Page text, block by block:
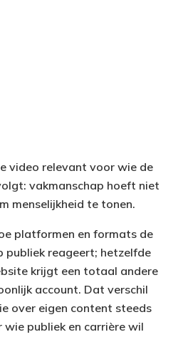
video relevant voor wie de
vakmanschap hoeft niet
menselijkheid te tonen.
platformen en formats de
publiek reageert; hetzelfde
krijgt een totaal andere
account. Dat verschil
over eigen content steeds
publiek en carrière wil